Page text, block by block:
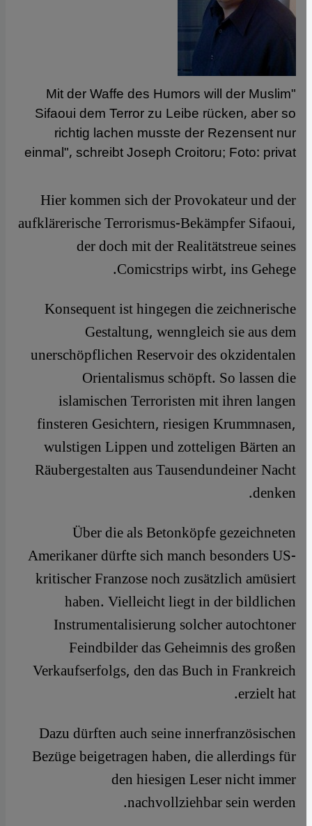
"Mit der Waffe des Humors will der Muslim
Sifaoui dem Terror zu Leibe rücken, aber so
richtig lachen musste der Rezensent nur
einmal", schreibt Joseph Croitoru; Foto: privat
​​Hier kommen sich der Provokateur und der
aufklärerische Terrorismus-Bekämpfer Sifaoui,
der doch mit der Realitätstreue seines
Comicstrips wirbt, ins Gehege.
Konsequent ist hingegen die zeichnerische
Gestaltung, wenngleich sie aus dem
unerschöpflichen Reservoir des okzidentalen
Orientalismus schöpft. So lassen die
islamischen Terroristen mit ihren langen
finsteren Gesichtern, riesigen Krummnasen,
wulstigen Lippen und zotteligen Bärten an
Räubergestalten aus Tausendundeiner Nacht
denken.
Über die als Betonköpfe gezeichneten
Amerikaner dürfte sich manch besonders US-
kritischer Franzose noch zusätzlich amüsiert
haben. Vielleicht liegt in der bildlichen
Instrumentalisierung solcher autochtoner
Feindbilder das Geheimnis des großen
Verkaufserfolgs, den das Buch in Frankreich
erzielt hat.
Dazu dürften auch seine innerfranzösischen
Bezüge beigetragen haben, die allerdings für
den hiesigen Leser nicht immer
nachvollziehbar sein werden.